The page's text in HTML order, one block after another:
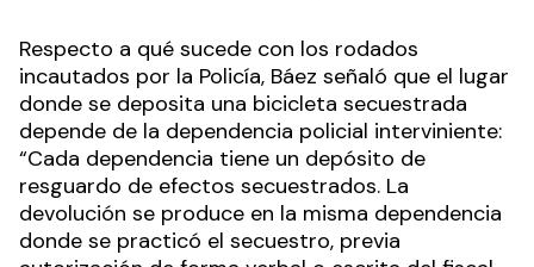
Respecto a qué sucede con los rodados
incautados por la Policía, Báez señaló que el lugar
donde se deposita una bicicleta secuestrada
depende de la dependencia policial interviniente:
“Cada dependencia tiene un depósito de
resguardo de efectos secuestrados. La
devolución se produce en la misma dependencia
donde se practicó el secuestro, previa